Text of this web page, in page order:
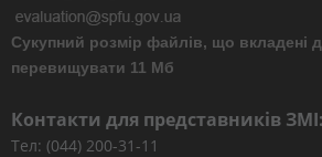
Сукупний розмір файлів, що вкладені
перевищувати 11 Мб
Контакти для представників
Тел: (044) 200-31-11